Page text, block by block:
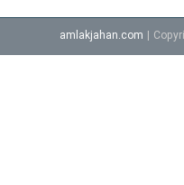
amlakjahan.com |